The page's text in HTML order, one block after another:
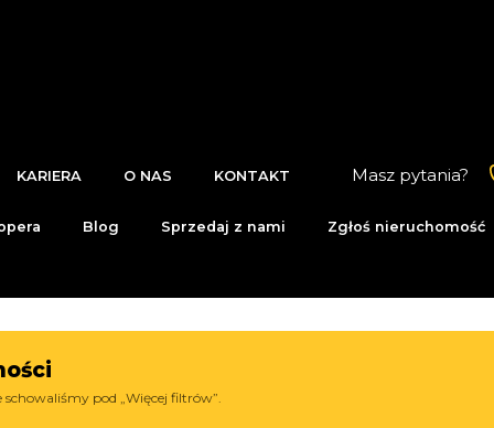
Masz pytania?
KARIERA O NAS KONTAKT
Blog Sprzedaj z nami Zgłoś nieruchomość
pod „Więcej filtrów”.